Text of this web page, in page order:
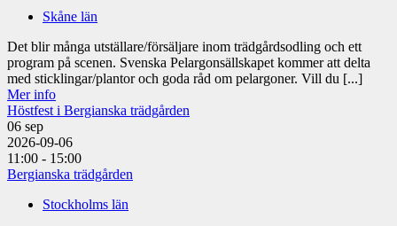
Skåne län
Det blir många utställare/försäljare inom trädgårdsodling och ett
program på scenen. Svenska Pelargonsällskapet kommer att delta
med sticklingar/plantor och goda råd om pelargoner. Vill du [...]
Mer info
Höstfest i Bergianska trädgården
06 sep
2026-09-06
11:00 - 15:00
Bergianska trädgården
Stockholms län